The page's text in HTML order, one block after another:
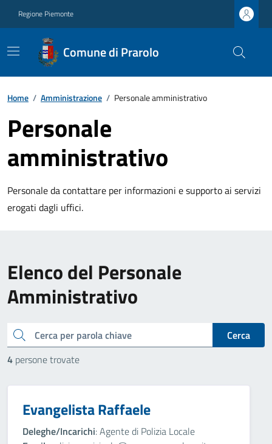
Regione Piemonte
Comune di Prarolo
Home / Amministrazione / Personale amministrativo
Personale
amministrativo
Personale da contattare per informazioni e supporto ai servizi
erogati dagli uffici.
Elenco del Personale
Amministrativo
cerca
Cerca
4 persone trovate
Evangelista Raffaele
Deleghe/Incarichi: Agente di Polizia Locale